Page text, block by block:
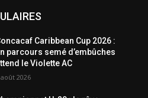
Caribbean Cup 2026 :
parcours semé d’embûches
le Violette AC
2026